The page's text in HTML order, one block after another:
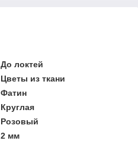
До локтей
Цветы из ткани
Фатин
Круглая
Розовый
2 мм